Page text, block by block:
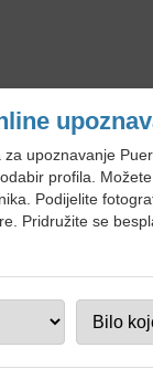
upoznavanje
profila.
Podijelite
Pridružite se